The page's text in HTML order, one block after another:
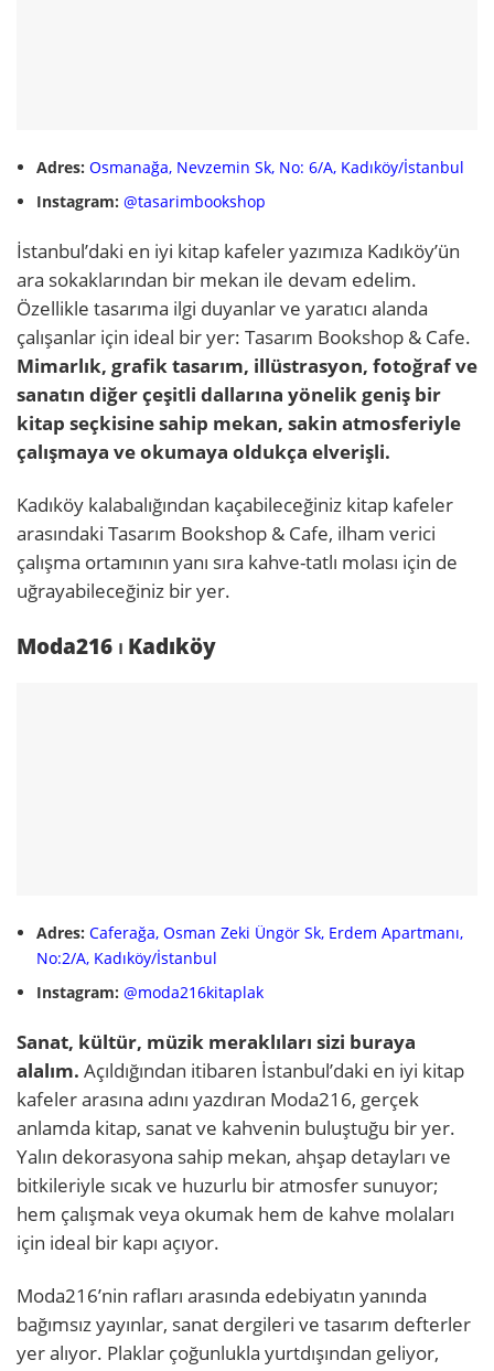
Adres:Osmanağa, Nevzemin Sk, No: 6/A, Kadıköy/İstanbul
Instagram:@tasarimbookshop
İstanbul’daki en iyi kitap kafeler yazımıza Kadıköy’ün
ara sokaklarından bir mekan ile devam edelim.
Özellikle tasarıma ilgi duyanlar ve yaratıcı alanda
çalışanlar için ideal bir yer: Tasarım Bookshop & Cafe.
Mimarlık, grafik tasarım, illüstrasyon, fotoğraf ve
sanatın diğer çeşitli dallarına yönelik geniş bir
kitap seçkisine sahip mekan, sakin atmosferiyle
çalışmaya ve okumaya oldukça elverişli.
Kadıköy kalabalığından kaçabileceğiniz kitap kafeler
arasındaki Tasarım Bookshop & Cafe, ilham verici
çalışma ortamının yanı sıra kahve-tatlı molası için de
uğrayabileceğiniz bir yer.
Moda216 ⏐ Kadıköy
Adres:Caferağa, Osman Zeki Üngör Sk, Erdem Apartmanı,
No:2/A, Kadıköy/İstanbul
Instagram:@moda216kitaplak
Sanat, kültür, müzik meraklıları sizi buraya
alalım. Açıldığından itibaren İstanbul’daki en iyi kitap
kafeler arasına adını yazdıran Moda216, gerçek
anlamda kitap, sanat ve kahvenin buluştuğu bir yer.
Yalın dekorasyona sahip mekan, ahşap detayları ve
bitkileriyle sıcak ve huzurlu bir atmosfer sunuyor;
hem çalışmak veya okumak hem de kahve molaları
için ideal bir kapı açıyor.
Moda216’nin rafları arasında edebiyatın yanında
bağımsız yayınlar, sanat dergileri ve tasarım defterler
yer alıyor. Plaklar çoğunlukla yurtdışından geliyor,